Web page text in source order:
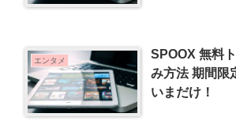
エンタメ
SPOOX 無料
み方法 期間限
いまだけ！